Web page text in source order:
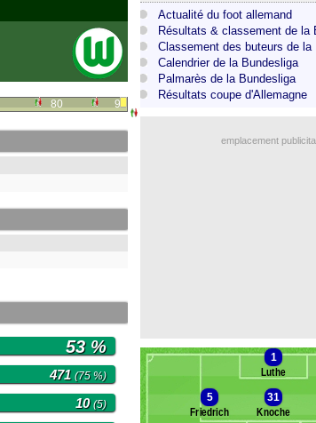
80 90
53 %
471 (75 %)
10(5)
Actualité du foot allemand
Résultats & classement de la
Classement des buteurs de la
Calendrier de la Bundesliga
Palmarès de la Bundesliga
Résultats coupe d'Allemagne
emplacement
1
Luthe
5
Friedrich
31
Knoche